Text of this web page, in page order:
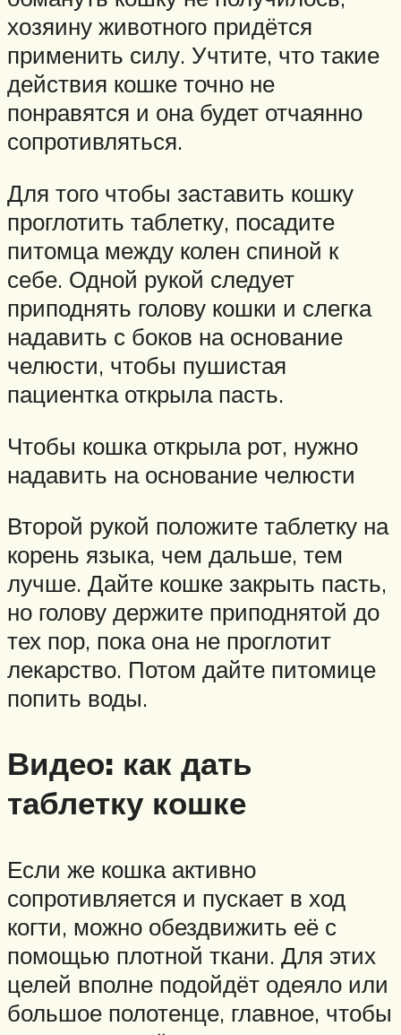
хозяину животного придётся
применить силу. Учтите, что такие
действия кошке точно не
понравятся и она будет отчаянно
сопротивляться.
Для того чтобы заставить кошку
проглотить таблетку, посадите
питомца между колен спиной к
себе. Одной рукой следует
приподнять голову кошки и слегка
надавить с боков на основание
челюсти, чтобы пушистая
пациентка открыла пасть.
Чтобы кошка открыла рот, нужно
надавить на основание челюсти
Второй рукой положите таблетку на
корень языка, чем дальше, тем
лучше. Дайте кошке закрыть пасть,
но голову держите приподнятой до
тех пор, пока она не проглотит
лекарство. Потом дайте питомице
попить воды.
Видео: как дать
таблетку кошке
Если же кошка активно
сопротивляется и пускает в ход
когти, можно обездвижить её с
помощью плотной ткани. Для этих
целей вполне подойдёт одеяло или
большое полотенце, главное, чтобы